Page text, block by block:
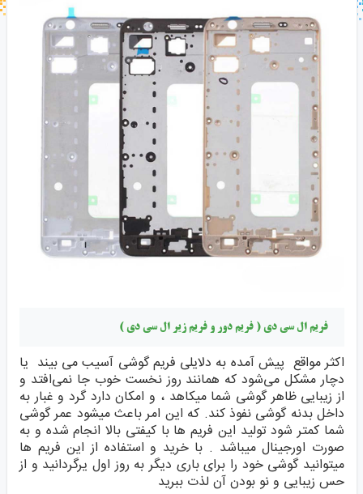
جستجو - برچسب ها
فریم ال سی دی ( فریم دور و فریم زیر ال سی دی )
اکثر مواقع پیش آمده به دلایلی فریم گوشی آسیب می بیند یا
دچار مشکل می‌شود که همانند روز نخست خوب جا نمی‌افتد و
از زیبایی ظاهر گوشی شما میکاهد ، و امکان دارد گرد و غبار به
داخل بدنه گوشی نفوذ کند. که این امر باعث میشود عمر گوشی
شما کمتر شود تولید این فریم ها با کیفتی بالا انجام شده و به
صورت اورجینال میباشد . با خرید و استفاده از این فریم ها
میتوانید گوشی خود را برای باری دیگر به روز اول یرگردانید و از
حس زیبایی و نو بودن آن لذت ببرید